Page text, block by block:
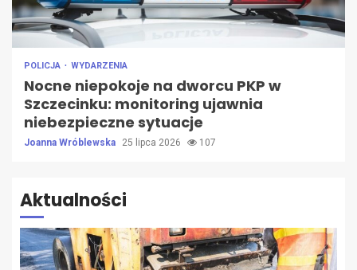
POLICJA WYDARZENIA
Nocne niepokoje na dworcu PKP w
Szczecinku: monitoring ujawnia
niebezpieczne sytuacje
Joanna Wróblewska 25 lipca 2026 107
Aktualności